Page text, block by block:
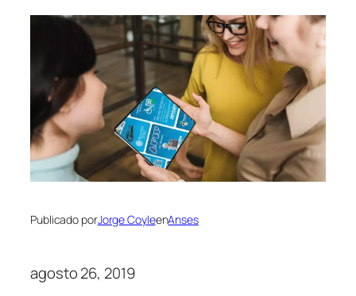
Publicado porJorge CoyleenAnses
agosto 26, 2019